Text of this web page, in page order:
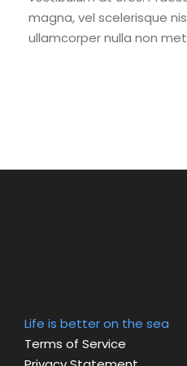
magna, vel scelerisque
ullamcorper nulla non
Life is better on the sea
Terms of Service